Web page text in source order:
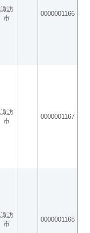
諏訪
市
0000001166
諏訪
市
0000001167
諏訪
市
0000001168